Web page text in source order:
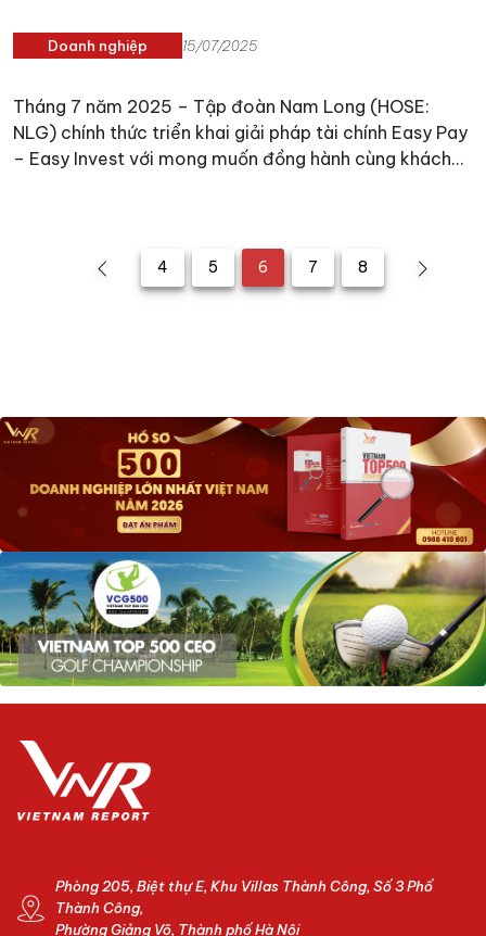
Doanh nghiệp 15/07/2025
Tháng 7 năm 2025 – Tập đoàn Nam Long (HOSE:
NLG) chính thức triển khai giải pháp tài chính Easy Pay
– Easy Invest với mong muốn đồng hành cùng khách
Leong Bank,… nhằm mang đến giải pháp tài chính vượt
trội, đặc biệt dành cho người có thu nhập ổn định khi
4 5 6 7 8
Phòng 205, Biệt thự E, Khu Villas Thành Công, Số 3 Phố
Thành Công,
Phường Giảng Võ, Thành phố Hà Nội